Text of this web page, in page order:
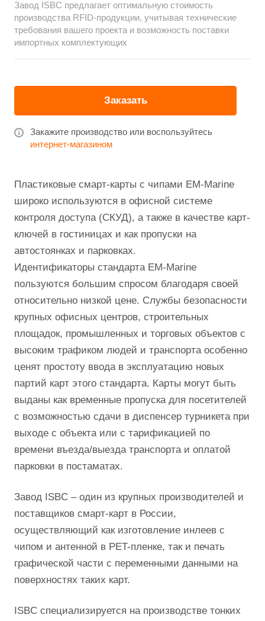
Завод ISBC предлагает оптимальную стоимость
производства RFID-продукции, учитывая технические
требования вашего проекта и возможность поставки
импортных комплектующих
Заказать
Закажите производство или воспользуйтесь
интернет-магазином
Пластиковые смарт-карты с чипами EM-Marine
широко используются в офисной системе
контроля доступа (СКУД), а также в качестве карт-
ключей в гостиницах и как пропуски на
автостоянках и парковках.
Идентификаторы стандарта EM-Marine
пользуются большим спросом благодаря своей
относительно низкой цене. Службы безопасности
крупных офисных центров, строительных
площадок, промышленных и торговых объектов с
высоким трафиком людей и транспорта особенно
ценят простоту ввода в эксплуатацию новых
партий карт этого стандарта. Карты могут быть
выданы как временные пропуска для посетителей
с возможностью сдачи в диспенсер турникета при
выходе с объекта или с тарификацией по
времени въезда/выезда транспорта и оплатой
парковки в постаматах.
Завод ISBC – один из крупных производителей и
поставщиков смарт-карт в России,
осуществляющий как изготовление инлеев с
чипом и антенной в PET-пленке, так и печать
графической части с переменными данными на
поверхностях таких карт.
ISBC специализируется на производстве тонких